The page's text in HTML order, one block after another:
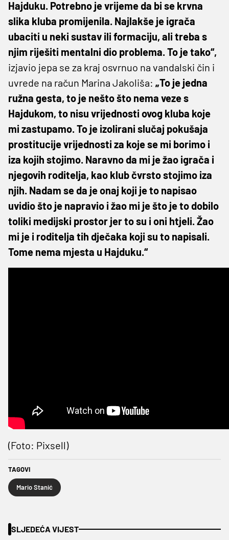
Hajduku. Potrebno je vrijeme da bi se krvna
slika kluba promijenila. Najlakše je igrača
ubaciti u neki sustav ili formaciju, ali treba s
njim riješiti mentalni dio problema. To je tako“,
izjavio jepa se za kraj osvrnuo na vandalski čin i
uvrede na račun Marina Jakoliša: „To je jedna
ružna gesta, to je nešto što nema veze s
Hajdukom, to nisu vrijednosti ovog kluba koje
mi zastupamo. To je izolirani slučaj pokušaja
prostitucije vrijednosti za koje se mi borimo i
iza kojih stojimo. Naravno da mi je žao igrača i
njegovih roditelja, kao klub čvrsto stojimo iza
njih. Nadam se da je onaj koji je to napisao
uvidio što je napravio i žao mi je što je to dobilo
toliki medijski prostor jer to su i oni htjeli. Žao
mi je i roditelja tih dječaka koji su to napisali.
Tome nema mjesta u Hajduku.“
(Foto: Pixsell)
TAGOVI
Mario Stanić
SLJEDEĆA VIJEST